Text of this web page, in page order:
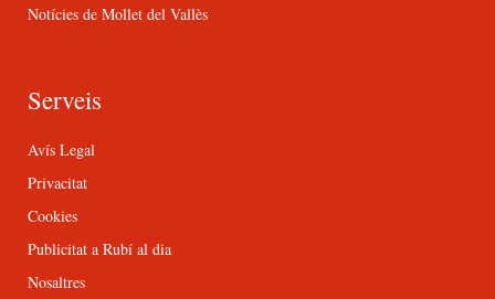
Notícies de Mollet del Vallès
Serveis
Avís Legal
Privacitat
Cookies
Publicitat a Rubí al dia
Nosaltres